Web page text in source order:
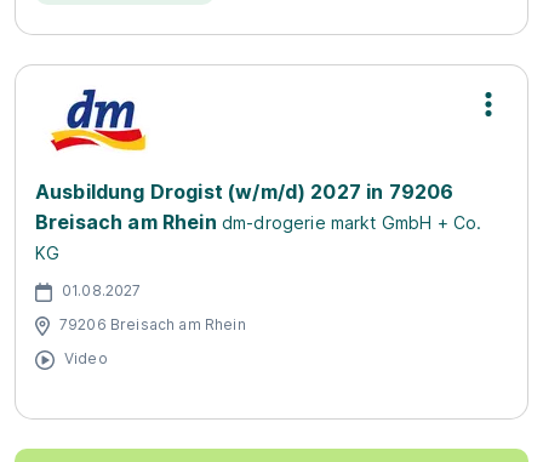
Ausbildung Drogist (w/m/d) 2027 in 79206
Breisach am Rhein dm-drogerie markt GmbH + Co.
KG
01.08.2027
79206 Breisach am Rhein
Video